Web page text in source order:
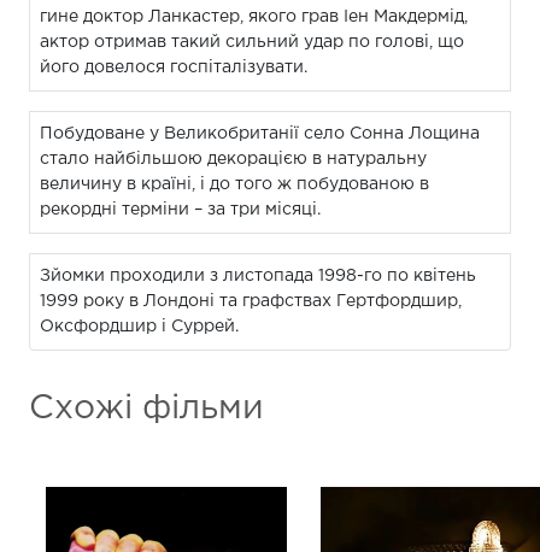
гине доктор Ланкастер, якого грав Іен Макдермід,
актор отримав такий сильний удар по голові, що
його довелося госпіталізувати.
Побудоване у Великобританії село Сонна Лощина
стало найбільшою декорацією в натуральну
величину в країні, і до того ж побудованою в
рекордні терміни – за три місяці.
Зйомки проходили з листопада 1998-го по квітень
1999 року в Лондоні та графствах Гертфордшир,
Оксфордшир і Суррей.
Схожі фільми